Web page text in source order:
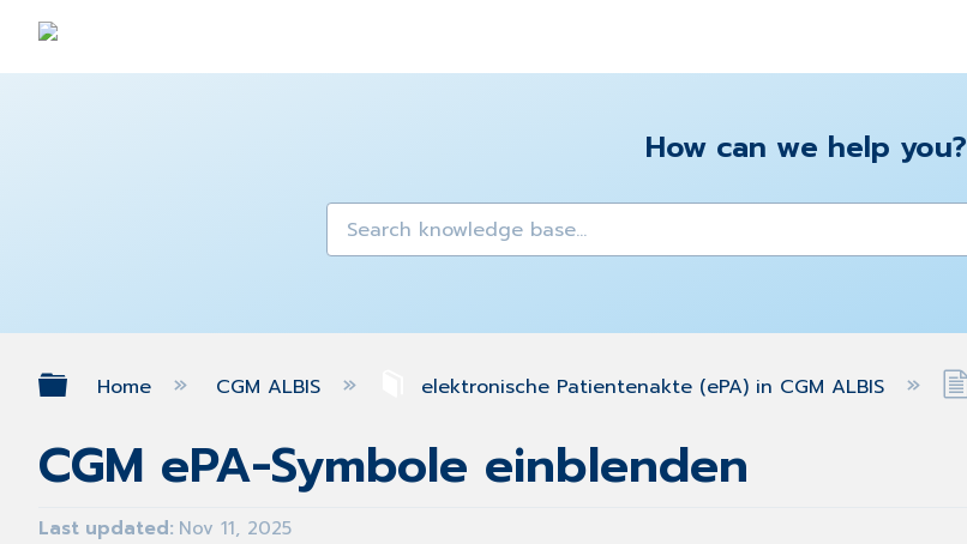
How can we help you?
Expand/collapse global hierarchy
Home CGM ALBIS elektronische Patientenakte (ePA) in CGM ALBIS
CGM ePA-Symbole einblenden
Last updated Nov 11, 2025